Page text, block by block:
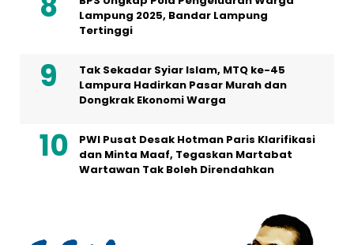
Lampung 2025, Bandar Lampung
Tertinggi
Tak Sekadar Syiar Islam, MTQ ke-45
Lampura Hadirkan Pasar Murah dan
Dongkrak Ekonomi Warga
PWI Pusat Desak Hotman Paris Klarifikasi
dan Minta Maaf, Tegaskan Martabat
Wartawan Tak Boleh Direndahkan